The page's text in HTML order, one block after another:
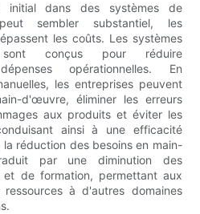
initial dans des systèmes de
sembler substantiel, les
les coûts. Les systèmes
conçus pour réduire
opérationnelles. En
les entreprises peuvent
d'œuvre, éliminer les erreurs
aux produits et éviter les
ainsi à une efficacité
réduction des besoins en main-
par une diminution des
de formation, permettant aux
à d'autres domaines